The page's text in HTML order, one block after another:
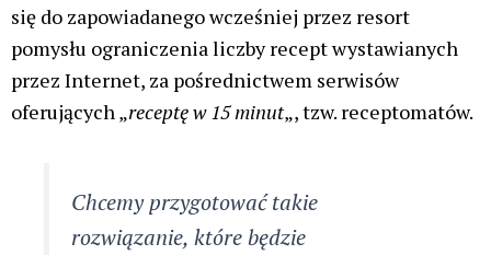
się do zapowiadanego wcześniej przez resort
pomysłu ograniczenia liczby recept wystawianych
przez Internet, za pośrednictwem serwisów
oferujących „receptę w 15 minut„, tzw. receptomatów.
Chcemy przygotować takie
rozwiązanie, które będzie